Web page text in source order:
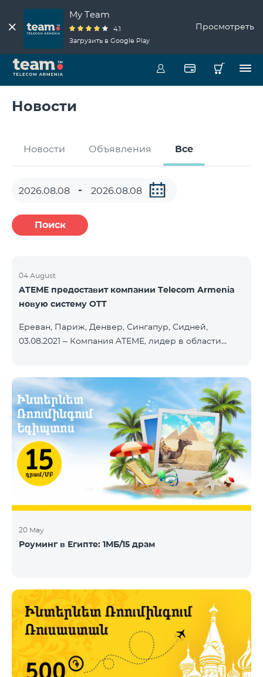
My Team
4.1
Загрузить в Google Play
Просмотреть
Новости
Новости Объявления Все
Поиск
04 August
ATEME предоставит компании Telecom Armenia
новую систему OTT
Ереван, Париж, Денвер, Сингапур, Сидней,
03.08.2021 – Компания ATEME, лидер в области
заключении нового контракта с Telecom Armenia,
поставщиком услуг IPTV и OTT под брендом
Beeline, который запускает обновленный пакет
телевизионных услуг на рынке Армении.
Компания Telecom Armenia приняла решение
модернизировать существующую систему. Нам
требовалась производительная, масштабируемая
инфраструктура для пр
20 May
Роуминг в Египте: 1МБ/15 драм